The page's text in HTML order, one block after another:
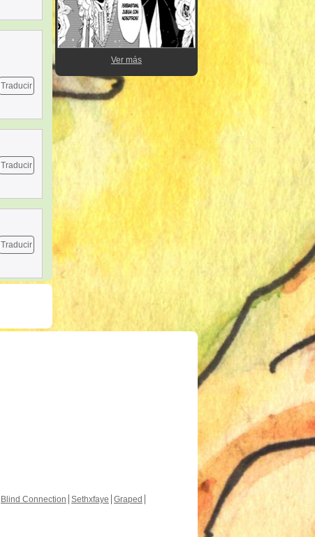
Traducir
Traducir
Traducir
Ver más
Blind Connection Sethxfaye Graped